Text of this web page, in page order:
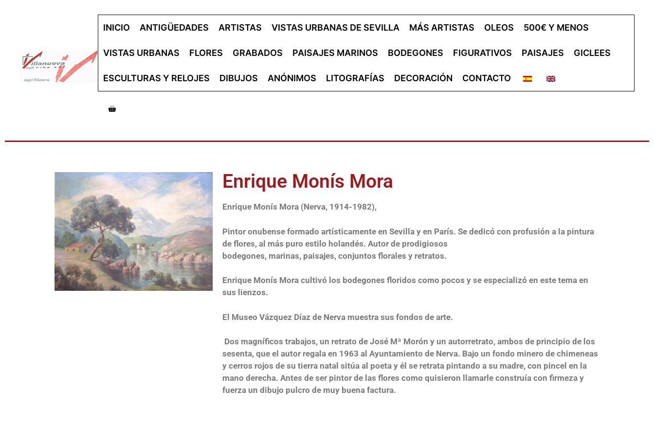
INICIO ANTIGÜEDADES ARTISTAS VISTAS URBANAS DE SEVILLA MÁS ARTISTAS OLEOS 500€ Y MENOS
VISTAS URBANAS FLORES GRABADOS PAISAJES MARINOS BODEGONES FIGURATIVOS PAISAJES GICLEES
ESCULTURAS Y RELOJES DIBUJOS ANÓNIMOS LITOGRAFÍAS DECORACIÓN CONTACTO
Enrique Monís Mora
Enrique Monís Mora (Nerva, 1914-1982),
Pintor onubense formado artísticamente en Sevilla y en París. Se dedicó con profusión a la pintura
de flores, al más puro estilo holandés. Autor de prodigiosos
bodegones, marinas, paisajes, conjuntos florales y retratos.
Enrique Monís Mora cultivó los bodegones floridos como pocos y se especializó en este tema en
sus lienzos.
El Museo Vázquez Díaz de Nerva muestra sus fondos de arte.
Dos magníficos trabajos, un retrato de José Mª Morón y un autorretrato, ambos de principio de los
sesenta, que el autor regala en 1963 al Ayuntamiento de Nerva. Bajo un fondo minero de chimeneas
y cerros rojos de su tierra natal sitúa al poeta y él se retrata pintando a su madre, con pincel en la
mano derecha. Antes de ser pintor de las flores como quisieron llamarle construía con firmeza y
fuerza un dibujo pulcro de muy buena factura.